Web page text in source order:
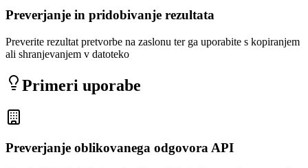
Preverjanje in pridobivanje rezultata
Preverite rezultat pretvorbe na zaslonu ter ga uporabite s kopiranjem
ali shranjevanjem v datoteko
Primeri uporabe
Preverjanje oblikovanega odgovora API